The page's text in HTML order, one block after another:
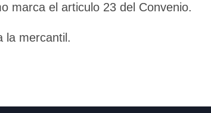
marca el articulo 23 del Convenio.
la mercantil.